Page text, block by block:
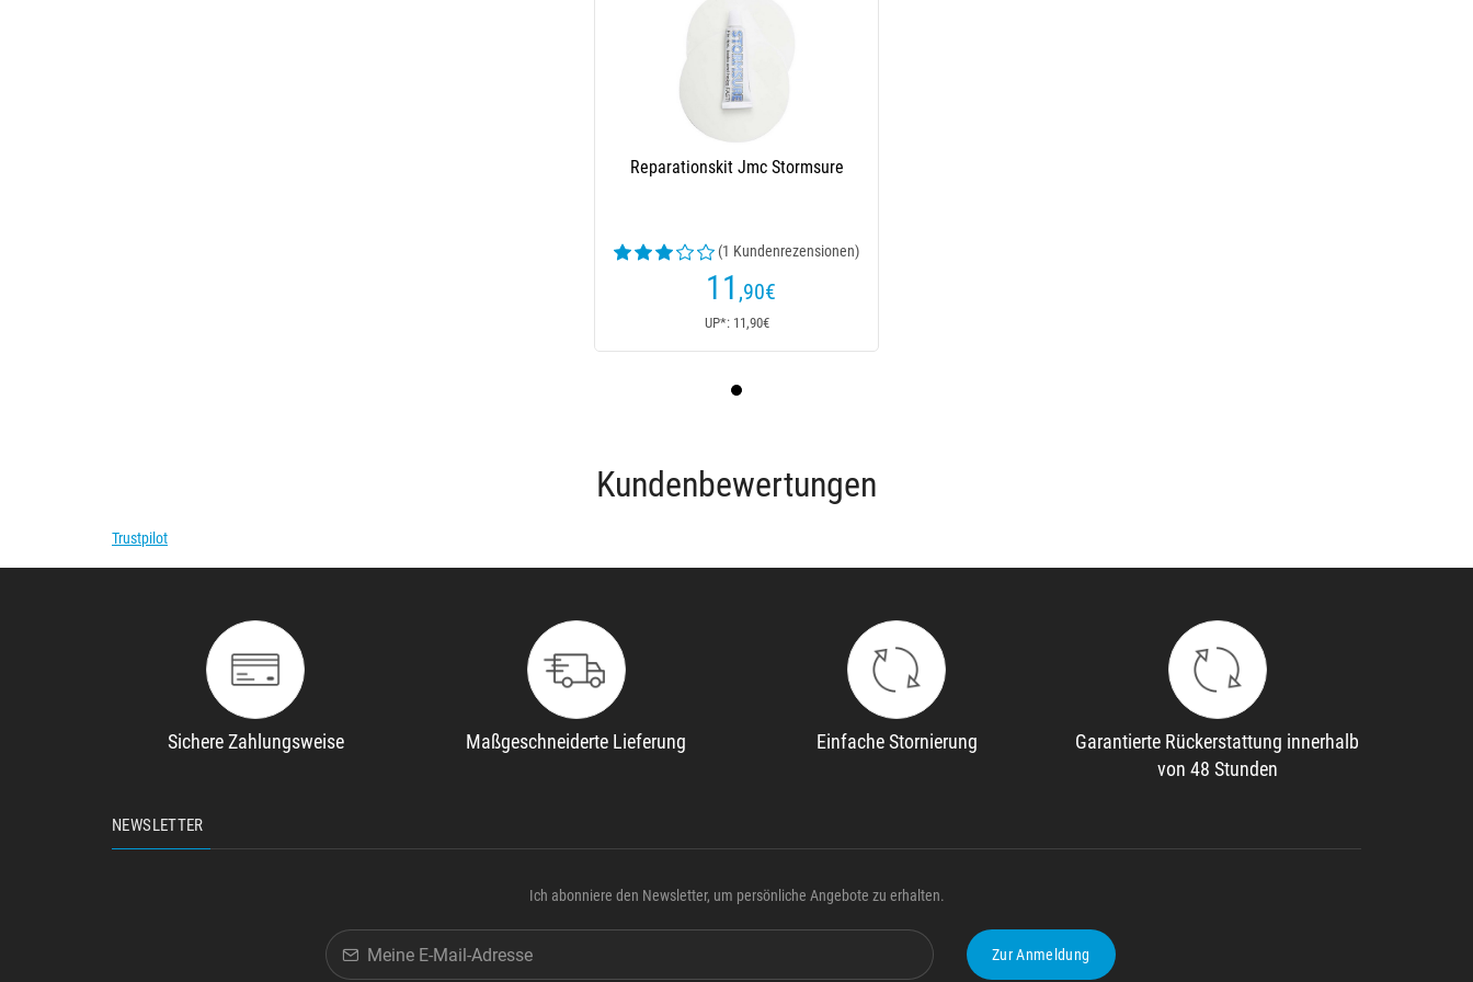
Reparationskit Jmc Stormsure
(1 Kundenrezensionen)
11 ,90€
UP*: 11,90€
Kundenbewertungen
Trustpilot
Sichere Zahlungsweise Maßgeschneiderte Lieferung Einfache Stornierung
Garantierte Rückerstattung innerhalb
von 48 Stunden
NEWSLETTER
Ich abonniere den Newsletter, um persönliche Angebote zu erhalten.
Zur Anmeldung